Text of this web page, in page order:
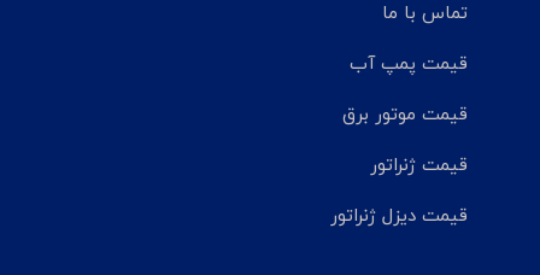
تماس با ما
قیمت پمپ آب
قیمت موتور برق
قیمت ژنراتور
قیمت دیزل ژنراتور